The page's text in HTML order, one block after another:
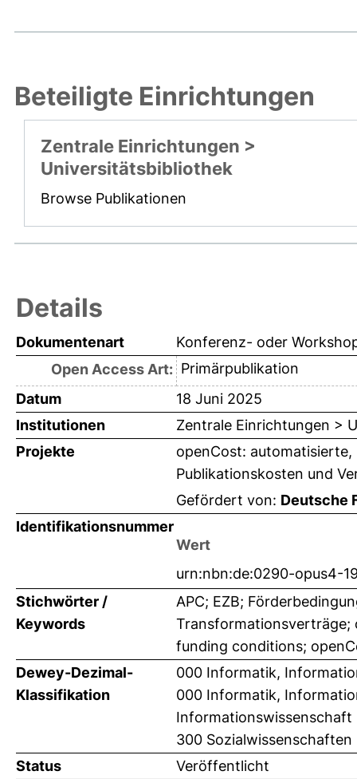
Beteiligte Einrichtungen
Zentrale Einrichtungen >
Universitätsbibliothek
Browse Publikationen
Details
Dokumentenart
Konferenz- oder
Open Access Art: Primärpublikation
Datum
18 Juni 2025
Institutionen
Zentrale Einrichtungen >
Projekte
openCost:
Publikationskosten und
Gefördert von: Deutsche
Identifikationsnummer
Wert
urn:nbn:de:0290-opus4-
Stichwörter /
Keywords
APC; EZB;
Transformationsverträge;
funding conditions;
Dewey-Dezimal-
Klassifikation
000 Informatik,
000 Informatik,
Informationswissenschaft
300
Status
Veröffentlicht